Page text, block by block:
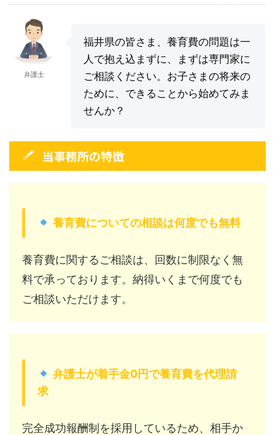
弁護士
福井県の皆さま、養育費の問題は一
人で抱え込まずに、まずは専門家に
ご相談ください。お子さまの将来の
ために、できることから始めてみま
せんか？
当事務所の特徴
養育費についての相談は何度でも無料
養育費に関するご相談は、回数に制限なく無
料で承っております。納得いくまで何度でも
ご相談いただけます。
弁護士が着手金0円で養育費を代理請
求
完全成功報酬制を採用しているため、相手か